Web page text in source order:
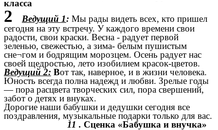
класса
2 Ведущий 1: Мы рады видеть всех, кто пришел
сегодня на эту встречу. У каждого времени свои
радости, свои краски. Весна - радует первой
зеленью, свежестью, а зима- белым пушистым
сне¬гом и бодрящим морозцем. Осень радует нас
своей щедростью, лето изобилием красок-цветов.
Ведущий 2: Вот так, наверное, и в жизни человека.
Юность всегда полна надежд и любви. Зрелые годы
— пора расцвета творческих сил, пора свершений,
забот о детях и внуках.
Дорогие наши бабушки и дедушки сегодня все
поздравления, музыкальные подарки только для вас.
11 . Сценка «Бабушка и внучка»